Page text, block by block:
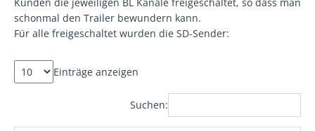
schonmal den Trailer bewundern kann.
Für alle freigeschaltet wurden die SD-Sender:
Einträge anzeigen
Suchen: